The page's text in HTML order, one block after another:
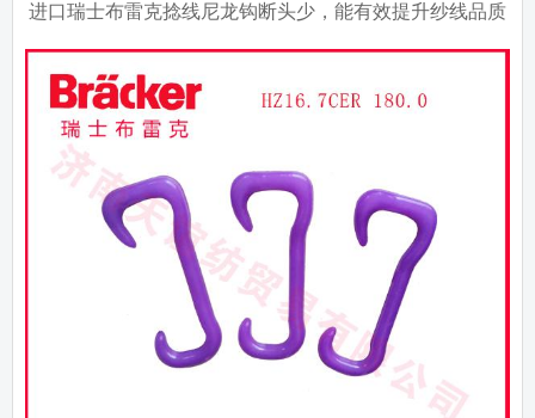
进口瑞士布雷克捻线尼龙钩断头少，能有效提升纱线品质